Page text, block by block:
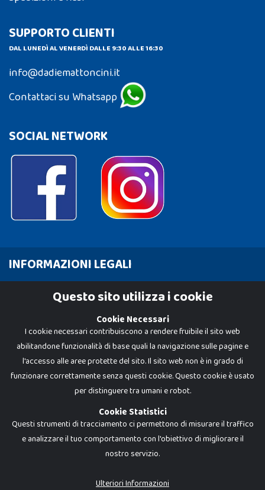
SUPPORTO CLIENTI
DAL LUNEDÌ AL VENERDÌ DALLE 9:30 ALLE 16:30
info@dadiemattoncini.it
Contattaci su Whatsapp
SOCIAL NETWORK
INFORMAZIONI LEGALI
Cookie Policy
Dadi e Mattoncini è un brand di Giocabene Srl. Ogni riproduzione o utilizzo non
I prezzi e le promozioni pubblicate potrebbero differire da quanto esposto in
Questo sito utilizza i cookie
Cookie Necessari
I cookie necessari contribuiscono a rendere fruibile il sito web
abilitandone funzionalità di base quali la navigazione sulle pagine e
l'accesso alle aree protette del sito. Il sito web non è in grado di
funzionare correttamente senza questi cookie. Questo cookie è usato
per distinguere tra umani e robot.
Cookie Statistici
Questi strumenti di tracciamento ci permettono di misurare il traffico
e analizzare il tuo comportamento con l'obiettivo di migliorare il
nostro servizio.
Ulteriori Informazioni